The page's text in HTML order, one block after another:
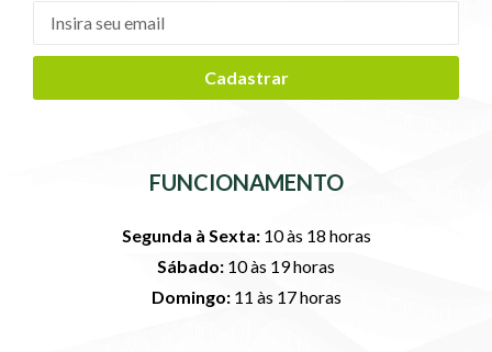
Cadastrar
FUNCIONAMENTO
Segunda à Sexta:10 às 18 horas
Sábado: 10 às 19 horas
Domingo:11 às 17 horas